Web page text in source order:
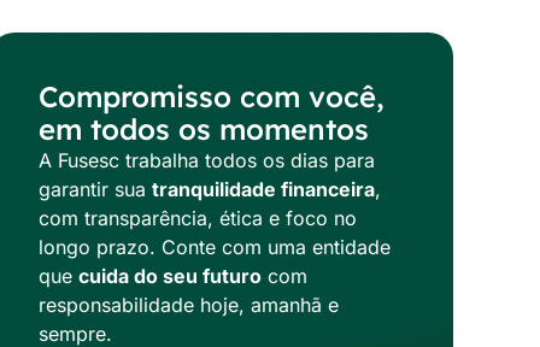
Compromisso com você,
em todos os momentos
A Fusesc trabalha todos os dias para
garantir sua tranquilidade financeira,
com transparência, ética e foco no
longo prazo. Conte com uma entidade
que cuida do seu futuro com
responsabilidade hoje, amanhã e
sempre.